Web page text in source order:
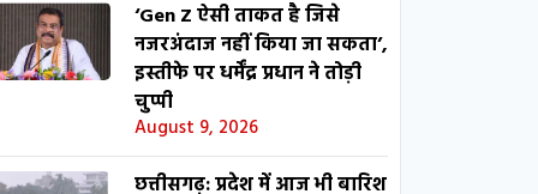
‘Gen Z ऐसी ताकत है जिसे
नजरअंदाज नहीं किया जा सकता’,
इस्तीफे पर धर्मेंद्र प्रधान ने तोड़ी
चुप्पी
August 9, 2026
छत्तीसगढ़: प्रदेश में आज भी बारिश